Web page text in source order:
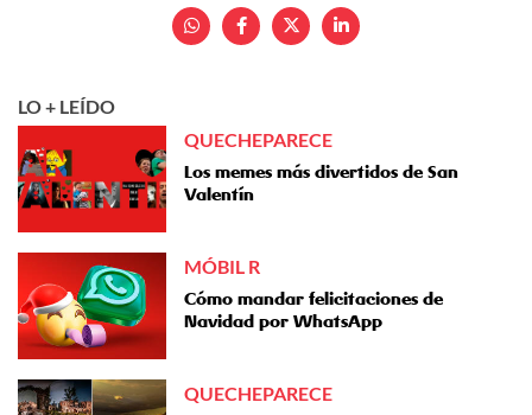
LO + LEÍDO
QUECHEPARECE
Los memes más divertidos de San
Valentín
MÓBIL R
Cómo mandar felicitaciones de
Navidad por WhatsApp
QUECHEPARECE